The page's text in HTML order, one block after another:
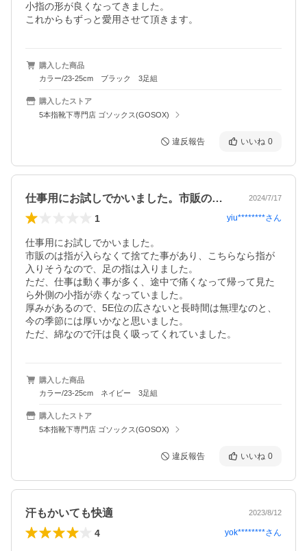
小指の形が良くなってきました。
これからもずっと愛用させて頂きます。
購入した商品
カラー/23-25cm ブラック 3足組
購入したストア
5本指靴下専門店 ゴソックス(GOSOX)
違反報告 いいね 0
仕事用にお試しでかいました。市販のは指… 2024/7/17
1 yiu********さん
仕事用にお試しでかいました。
市販のは指が入らなくて捨てた事があり、こちらなら指が
入りそうなので、足の指は入りました。
ただ、仕事は動く事が多く、途中で痛くなって帰って見た
ら外側の小指が赤くなっていました。
厚みがあるので、5E位の広さないと長時間は無理なのと、
今の季節には厚いかなと思いました。
購入した商品
カラー/23-25cm ネイビー 3足組
購入したストア
5本指靴下専門店 ゴソックス(GOSOX)
違反報告 いいね 0
汗もかいても快適 2023/8/12
4 yok********さん